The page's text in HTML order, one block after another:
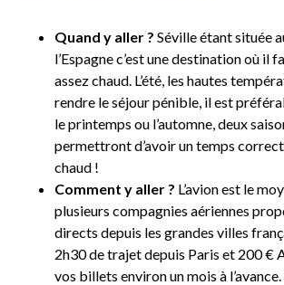
Quand y aller ? Séville étant située
l’Espagne c’est une destination où il
assez chaud. L’été, les hautes
rendre le séjour pénible, il est
le printemps ou l’automne, deux
permettront d’avoir un temps
chaud !
Comment y aller ? L’avion est le
plusieurs compagnies aériennes
directs depuis les grandes villes
2h30 de trajet depuis Paris et 200 €
vos billets environ un mois à